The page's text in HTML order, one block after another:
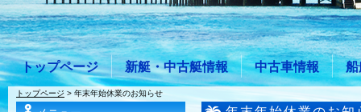
トップページ 新艇・中古艇情報 中古車情報 船
トップページ > 年末年始休業のお知らせ